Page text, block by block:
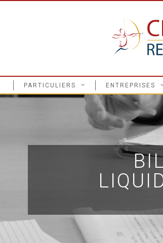
PARTICULIERS ENTREPRISES